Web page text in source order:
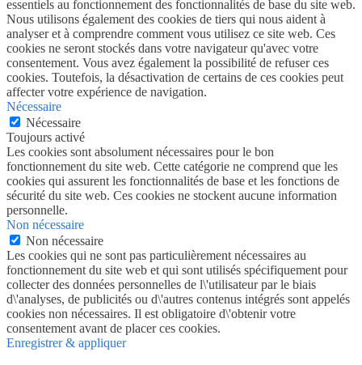
essentiels au fonctionnement des fonctionnalités de base du site web.
Nous utilisons également des cookies de tiers qui nous aident à
analyser et à comprendre comment vous utilisez ce site web. Ces
cookies ne seront stockés dans votre navigateur qu'avec votre
consentement. Vous avez également la possibilité de refuser ces
cookies. Toutefois, la désactivation de certains de ces cookies peut
affecter votre expérience de navigation.
Nécessaire
Nécessaire
Toujours activé
Les cookies sont absolument nécessaires pour le bon
fonctionnement du site web. Cette catégorie ne comprend que les
cookies qui assurent les fonctionnalités de base et les fonctions de
sécurité du site web. Ces cookies ne stockent aucune information
personnelle.
Non nécessaire
Non nécessaire
Les cookies qui ne sont pas particulièrement nécessaires au
fonctionnement du site web et qui sont utilisés spécifiquement pour
collecter des données personnelles de l\'utilisateur par le biais
d\'analyses, de publicités ou d\'autres contenus intégrés sont appelés
cookies non nécessaires. Il est obligatoire d\'obtenir votre
consentement avant de placer ces cookies.
Enregistrer & appliquer